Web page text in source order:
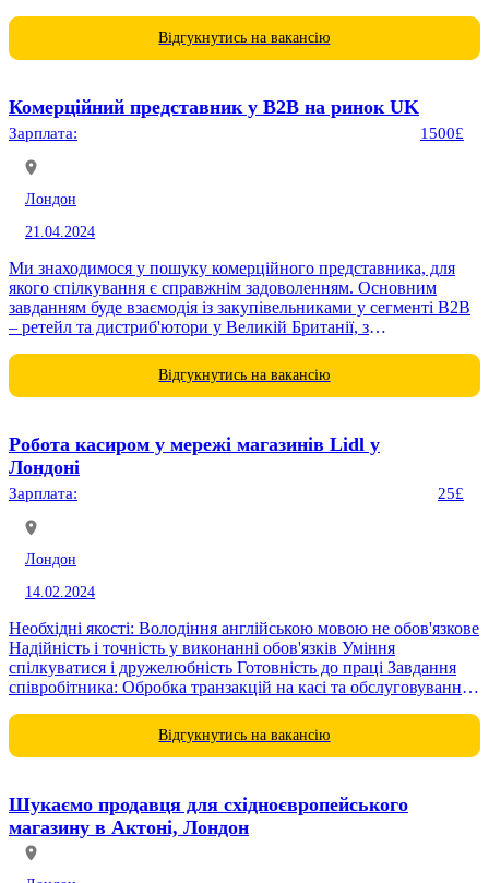
Відгукнутись на вакансію
Комерційний представник у B2B на ринок UK
Зарплата: 1500£
Лондон
21.04.2024
Ми знаходимося у пошуку комерційного представника, для
якого спілкування є справжнім задоволенням. Основним
завданням буде взаємодія із закупівельниками у сегменті B2B
– ретейл та дистриб'ютори у Великій Британії, з
Відгукнутись на вакансію
Робота касиром у мережі магазинів Lidl у
Лондоні
Зарплата: 25£
Лондон
14.02.2024
Необхідні якості: Володіння англійською мовою не обов'язкове
Надійність і точність у виконанні обов'язків Уміння
спілкуватися і дружелюбність Готовність до праці Завдання
співробітника: Обробка транзакцій на касі та обслуговування
відповідністю товарів...Відгукнутись на вакансію
Шукаємо продавця для східноєвропейського
магазину в Актоні, Лондон